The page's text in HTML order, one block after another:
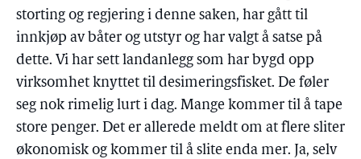
storting og regjering i denne saken, har gått til
innkjøp av båter og utstyr og har valgt å satse på
dette. Vi har sett landanlegg som har bygd opp
virksomhet knyttet til desimeringsfisket. De føler
seg nok rimelig lurt i dag. Mange kommer til å tape
store penger. Det er allerede meldt om at flere sliter
økonomisk og kommer til å slite enda mer. Ja, selv